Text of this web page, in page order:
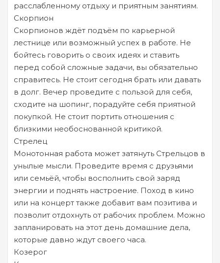
расслабленному отдыху и приятным занятиям.
Скорпион
Скорпионов ждёт подъём по карьерной
лестнице или возможный успех в работе. Не
бойтесь говорить о своих идеях и ставить
перед собой сложные задачи, вы обязательно
справитесь. Не стоит сегодня брать или давать
в долг. Вечер проведите с пользой для себя,
сходите на шопинг, порадуйте себя приятной
покупкой. Не стоит портить отношения с
близкими необоснованной критикой.
Стрелец
Монотонная работа может затянуть Стрельцов в
унылые мысли. Проведите время с друзьями
или семьёй, чтобы восполнить свой заряд
энергии и поднять настроение. Поход в кино
или на концерт также добавит вам позитива и
позволит отдохнуть от рабочих проблем. Можно
запланировать на этот день домашние дела,
которые давно ждут своего часа.
Козерог